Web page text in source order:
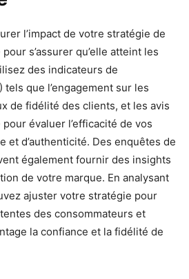
l’impact de votre stratégie de
s’assurer qu’elle atteint les
des indicateurs de
que l’engagement sur les
de fidélité des clients, et les avis
évaluer l’efficacité de vos
et d’authenticité. Des enquêtes de
également fournir des insights
de votre marque. En analysant
ajuster votre stratégie pour
des consommateurs et
la confiance et la fidélité de